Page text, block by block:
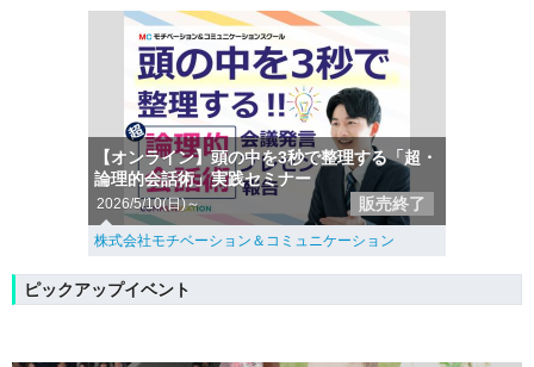
【オンライン】頭の中を3秒で整理する「超・
論理的会話術」実践セミナー
2026/5/10(日)～ 販売終了
株式会社モチベーション＆コミュニケーション
ピックアップイベント